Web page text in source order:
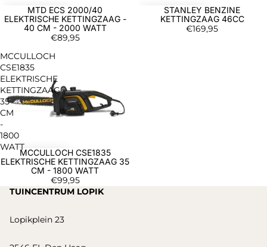
MTD ECS 2000/40
ELEKTRISCHE KETTINGZAAG -
40 CM - 2000 WATT
€89,95
STANLEY BENZINE
KETTINGZAAG 46CC
€169,95
MCCULLOCH
CSE1835
ELEKTRISCHE
KETTINGZAAG
35
CM
-
1800
WATT
MCCULLOCH CSE1835
ELEKTRISCHE KETTINGZAAG 35
CM - 1800 WATT
€99,95
TUINCENTRUM LOPIK
Lopikplein 23